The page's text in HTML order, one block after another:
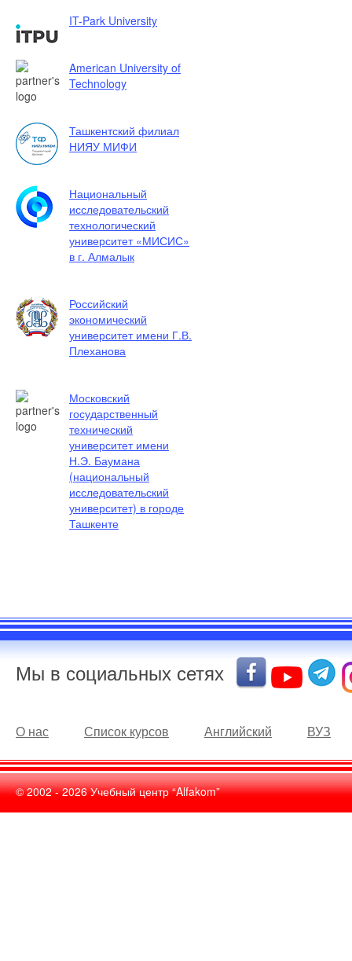
IT-Park University
American University of
Technology
Ташкентский филиал
НИЯУ МИФИ
Национальный
исследовательский
технологический
университет «МИСИС»
в г. Алмалык
Российский
экономический
университет имени Г.В.
Плеханова
Московский
государственный
технический
университет имени
Н.Э. Баумана
(национальный
исследовательский
университет) в городе
Ташкенте
Мы в социальных сетях
О нас Список курсов Английский ВУЗ
© 2002 -2026Учебный центр “Alfakom”